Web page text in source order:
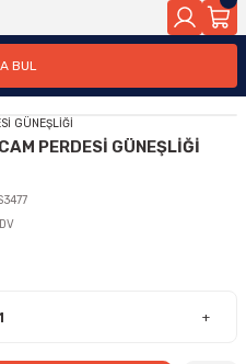
BUL
PERDESİ GÜNEŞLİĞİ
+